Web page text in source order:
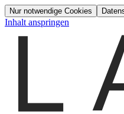
Nur notwendige Cookies
Inhalt anspringen